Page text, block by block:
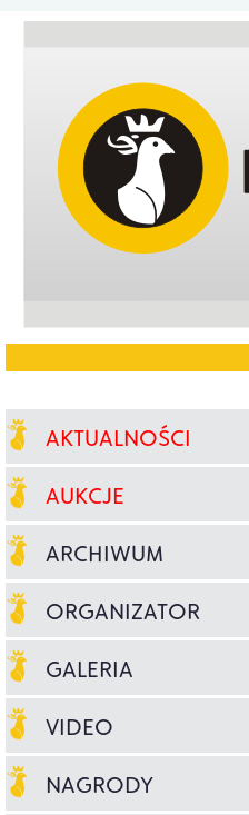
AKTUALNOŚCI
AUKCJE
ARCHIWUM
ORGANIZATOR
GALERIA
VIDEO
NAGRODY